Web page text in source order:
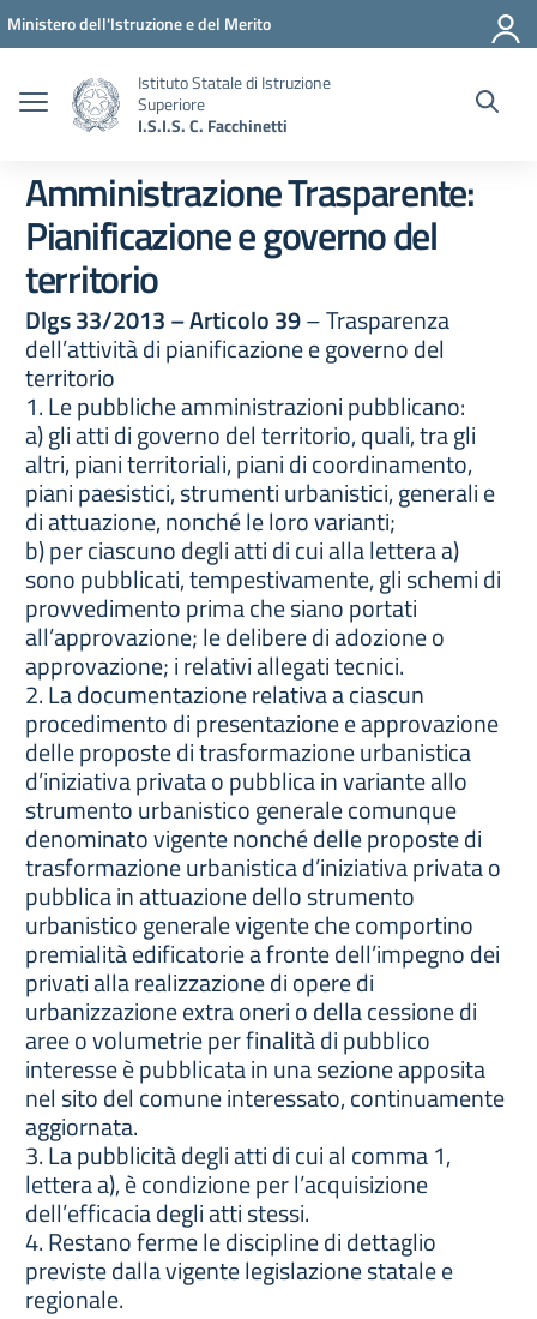
Vai ai contenuti
Vai al menu di navigazione
Vai al footer
Ministero dell'Istruzione e del Merito
Istituto Statale di Istruzione
Superiore
I.S.I.S. C. Facchinetti
Amministrazione Trasparente:
Pianificazione e governo del
territorio
Dlgs 33/2013 – Articolo 39– Trasparenza
dell’attività di pianificazione e governo del
territorio
1. Le pubbliche amministrazioni pubblicano:
a) gli atti di governo del territorio, quali, tra gli
altri, piani territoriali, piani di coordinamento,
piani paesistici, strumenti urbanistici, generali e
di attuazione, nonché le loro varianti;
b) per ciascuno degli atti di cui alla lettera a)
sono pubblicati, tempestivamente, gli schemi di
provvedimento prima che siano portati
all’approvazione; le delibere di adozione o
approvazione; i relativi allegati tecnici.
2. La documentazione relativa a ciascun
procedimento di presentazione e approvazione
delle proposte di trasformazione urbanistica
d’iniziativa privata o pubblica in variante allo
strumento urbanistico generale comunque
denominato vigente nonché delle proposte di
trasformazione urbanistica d’iniziativa privata o
pubblica in attuazione dello strumento
urbanistico generale vigente che comportino
premialità edificatorie a fronte dell’impegno dei
privati alla realizzazione di opere di
urbanizzazione extra oneri o della cessione di
aree o volumetrie per finalità di pubblico
interesse è pubblicata in una sezione apposita
nel sito del comune interessato, continuamente
aggiornata.
3. La pubblicità degli atti di cui al comma 1,
lettera a), è condizione per l’acquisizione
dell’efficacia degli atti stessi.
4. Restano ferme le discipline di dettaglio
previste dalla vigente legislazione statale e
regionale.